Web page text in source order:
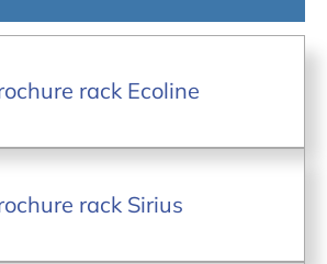
rack Ecoline
rack Sirius